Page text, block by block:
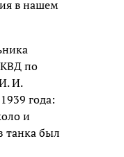
в нашем
по
И.
года:
и
танка был